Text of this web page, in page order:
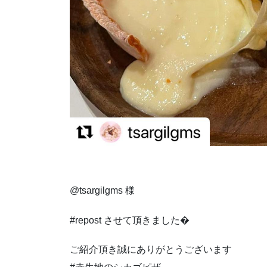
@tsargilgms 様
#repost させて頂きました�
ご紹介頂き誠にありがとうございます